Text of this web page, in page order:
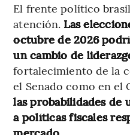
El frente político
atención. Las
octubre de 2026
un cambio de
fortalecimiento de la
el Senado como en el
las probabilidades de
a políticas fiscales